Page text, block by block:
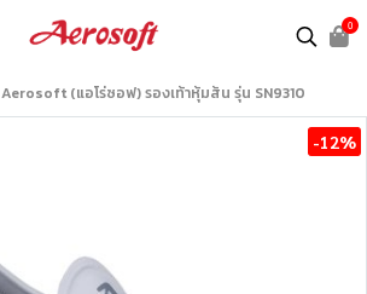
0
Aerosoft (แอโร่ซอฟ) รองเท้าหุ้มส้น รุ่น SN9310
-12%